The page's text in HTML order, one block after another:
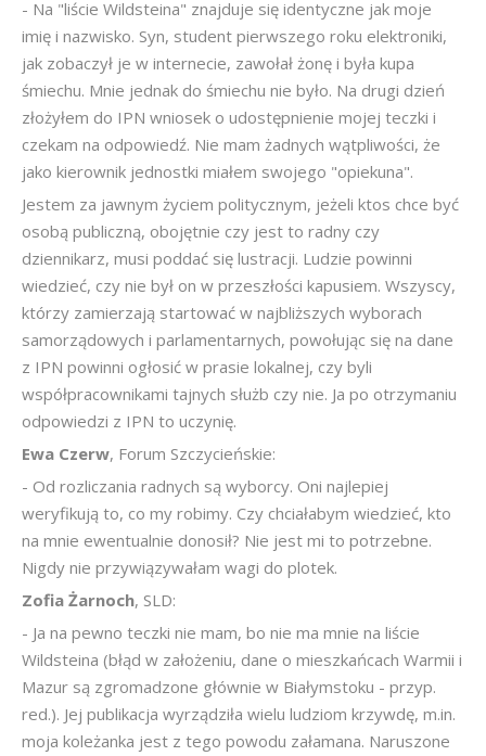
- Na "liście Wildsteina" znajduje się identyczne jak moje
imię i nazwisko. Syn, student pierwszego roku elektroniki,
jak zobaczył je w internecie, zawołał żonę i była kupa
śmiechu. Mnie jednak do śmiechu nie było. Na drugi dzień
złożyłem do IPN wniosek o udostępnienie mojej teczki i
czekam na odpowiedź. Nie mam żadnych wątpliwości, że
jako kierownik jednostki miałem swojego "opiekuna".
Jestem za jawnym życiem politycznym, jeżeli ktos chce być
osobą publiczną, obojętnie czy jest to radny czy
dziennikarz, musi poddać się lustracji. Ludzie powinni
wiedzieć, czy nie był on w przeszłości kapusiem. Wszyscy,
którzy zamierzają startować w najbliższych wyborach
samorządowych i parlamentarnych, powołując się na dane
z IPN powinni ogłosić w prasie lokalnej, czy byli
współpracownikami tajnych służb czy nie. Ja po otrzymaniu
odpowiedzi z IPN to uczynię.
Ewa Czerw, Forum Szczycieńskie:
- Od rozliczania radnych są wyborcy. Oni najlepiej
weryfikują to, co my robimy. Czy chciałabym wiedzieć, kto
na mnie ewentualnie donosił? Nie jest mi to potrzebne.
Nigdy nie przywiązywałam wagi do plotek.
Zofia Żarnoch, SLD:
- Ja na pewno teczki nie mam, bo nie ma mnie na liście
Wildsteina (błąd w założeniu, dane o mieszkańcach Warmii i
Mazur są zgromadzone głównie w Białymstoku - przyp.
red.). Jej publikacja wyrządziła wielu ludziom krzywdę, m.in.
moja koleżanka jest z tego powodu załamana. Naruszone